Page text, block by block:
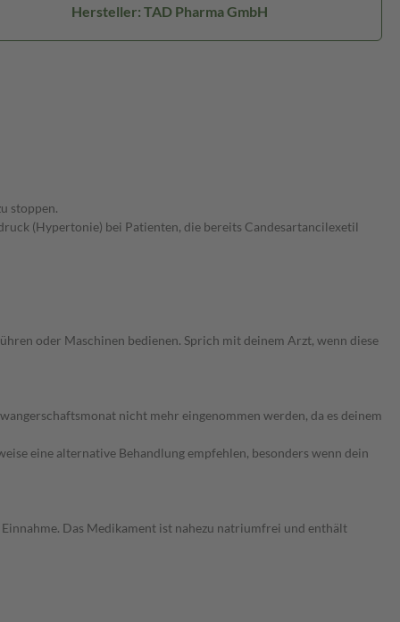
Hersteller: TAD Pharma GmbH
stoppen.
(Hypertonie) bei Patienten, die bereits Candesartancilexetil
oder Maschinen bedienen. Sprich mit deinem Arzt, wenn diese
nicht mehr eingenommen werden, da es deinem
eine alternative Behandlung empfehlen, besonders wenn dein
Das Medikament ist nahezu natriumfrei und enthält